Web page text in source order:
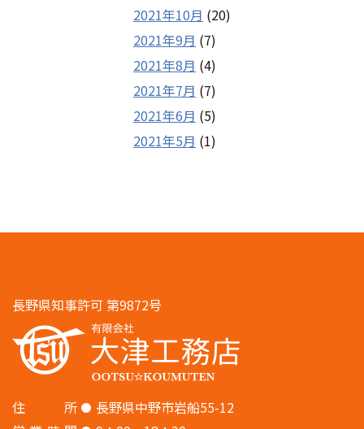
2021年10月 (20)
2021年9月 (7)
2021年8月 (4)
2021年7月 (7)
2021年6月 (5)
2021年5月 (1)
長野県知事許可 第9872号
住 所
長野県中野市岩船55-12